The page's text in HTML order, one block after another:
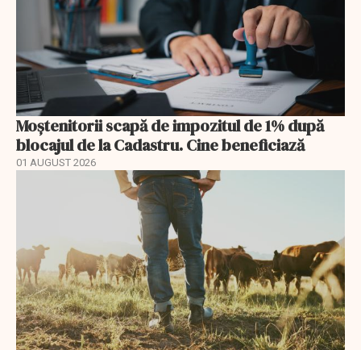
Moștenitorii scapă de impozitul de 1% după
blocajul de la Cadastru. Cine beneficiază
01 AUGUST 2026